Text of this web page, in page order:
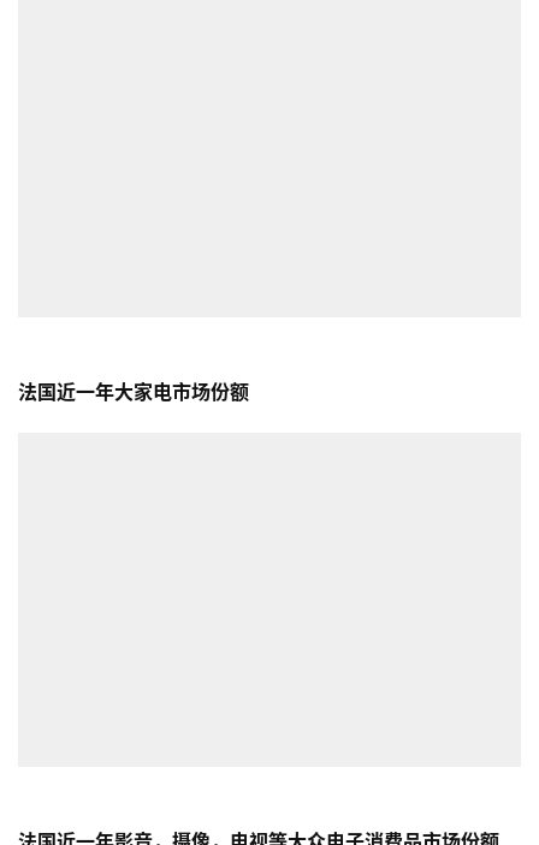
法国近一年大家电市场份额